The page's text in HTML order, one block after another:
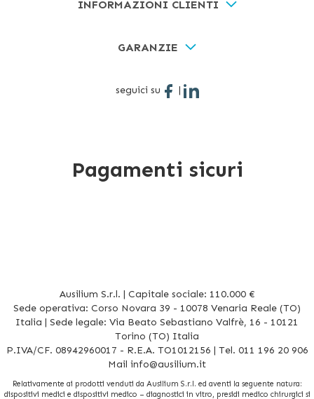
INFORMAZIONI CLIENTI
GARANZIE
seguici su |
Pagamenti sicuri
Ausilium S.r.l. | Capitale sociale: 110.000 €
Sede operativa: Corso Novara 39 - 10078 Venaria Reale (TO)
Italia | Sede legale: Via Beato Sebastiano Valfrè, 16 - 10121
Torino (TO) Italia
P.IVA/CF. 08942960017 - R.E.A. TO1012156 | Tel. 011 196 20 906
Mail info@ausilium.it
Relativamente ai prodotti venduti da Ausilium S.r.l. ed aventi la seguente natura:
dispositivi medici e dispositivi medico – diagnostici in vitro, presidi medico chirurgici si